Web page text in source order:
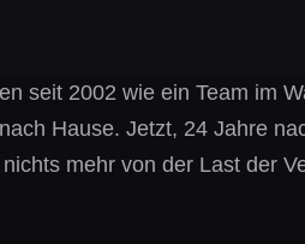
seit 2002 wie ein Team im
Hause. Jetzt, 24 Jahre
mehr von der Last der